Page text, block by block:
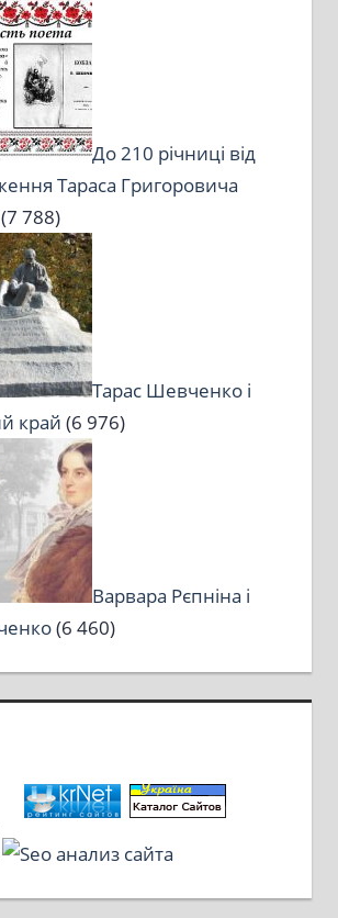
До 210 річниці від
Тараса Григоровича
(7 788)
Тарас Шевченко і
край (6 976)
Варвара Рєпніна і
(6 460)